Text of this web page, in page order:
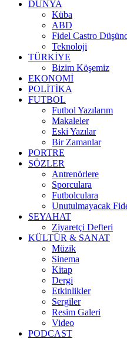
DÜNYA
Küba
ABD
Fidel Castro
Teknoloji
TÜRKİYE
Bizim Köşemiz
EKONOMİ
POLİTİKA
FUTBOL
Futbol Yazılarım
Makaleler
Eski Yazılar
Bir Zamanlar
PORTRE
SÖZLER
Antrenörlere
Sporculara
Futbolculara
Unutulmayacak
SEYAHAT
Ziyaretçi Defteri
KÜLTÜR & SANAT
Müzik
Sinema
Kitap
Dergi
Etkinlikler
Sergiler
Resim Galeri
Video
PODCAST